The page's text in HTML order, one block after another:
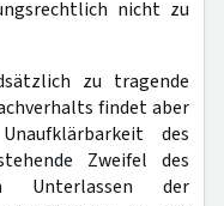
nicht zu
zu tragende
findet aber
des
Zweifel des
Unterlassen der